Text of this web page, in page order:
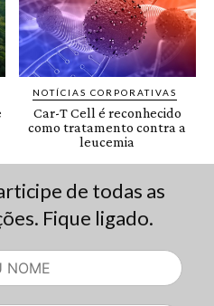
de todas as
Fique ligado.